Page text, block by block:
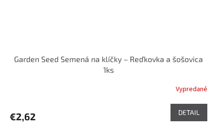
Garden Seed Semená na klíčky – Reďkovka a šošovica
1ks
Vypredané
€2,62 DETAIL